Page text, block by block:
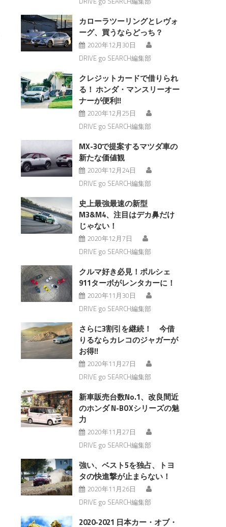
カローラツーリングとレヴォ
ーグ、買うならどっち？
2020年12月30日
DRIVE go SEARCH編集部
クレジットカードで借りられ
る！ ホンダ・マンスリーオー
ナーが便利!!
2020年12月25日
DRIVE go SEARCH編集部
MX-30で提案するマツダ車の
新たな価値観
2020年12月24日
DRIVE go SEARCH編集部
史上最強最速の新型
M3&M4、注目はデカ鼻だけ
じゃない！
2020年12月7日
DRIVE go SEARCH編集部
クルマ好き必見！ポルシェ
911ターボがレンタカーに！
2020年11月30日
DRIVE go SEARCH編集部
さらに3割引を継続！ 今借
りるならカレコのジャガーが
お得!!
2020年11月27日
DRIVE go SEARCH編集部
新車販売台数No.1、改良間近
のホンダ N-BOXシリーズの魅
力
2020年11月27日
DRIVE go SEARCH編集部
強い、ベスト5を独占、トヨ
タの快進撃が止まらない！
2020年11月26日
DRIVE go SEARCH編集部
2020-2021 日本カー・オブ・